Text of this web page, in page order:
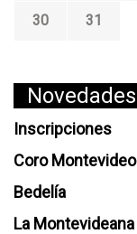
30
31
Novedades
Inscripciones
Coro Montevideo
Bedelía
La Montevideana